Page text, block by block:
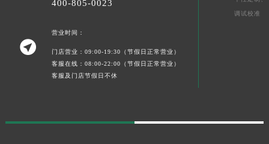
400-805-0023

营业时间：
门店营业：09:00-19:30（节假日正常营业）
客服在线：08:00-22:00（节假日正常营业）
客服及门店节假日不休
调试校准